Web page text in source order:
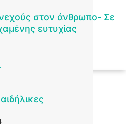
στον άνθρωπο- Σε
ευτυχίας